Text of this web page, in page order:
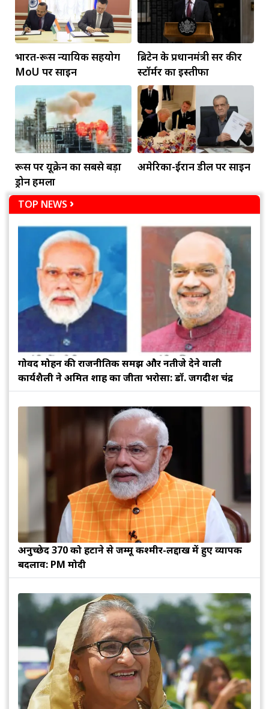
भारत-रूस न्यायिक सहयोग
MoU पर साइन
ब्रिटेन के प्रधानमंत्री सर कीर
स्टॉर्मर का इस्तीफा
रूस पर यूक्रेन का सबसे बड़ा
ड्रोन हमला
अमेरिका-ईरान डील पर साइन
TOP NEWS
गोविंद मोहन की राजनीतिक समझ और नतीजे देने वाली
कार्यशैली ने अमित शाह का जीता भरोसा: डॉ. जगदीश चंद्र
अनुच्छेद 370 को हटाने से जम्मू कश्मीर-लद्दाख में हुए व्यापक
बदलाव: PM मोदी